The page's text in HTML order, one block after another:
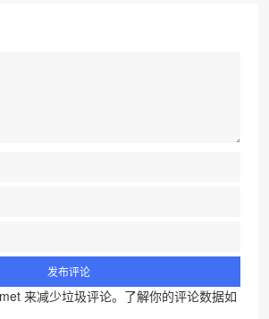
来减少垃圾评论。 了解你的评论数据如